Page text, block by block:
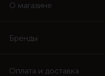
О магазине
Бренды
Оплата и доставка